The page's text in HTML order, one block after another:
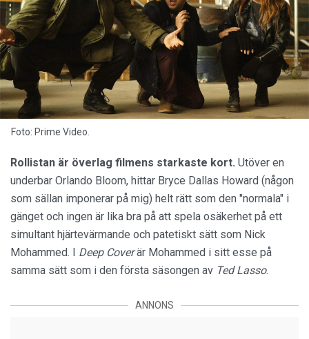
Foto: Prime Video.
Rollistan är överlag filmens starkaste kort. Utöver en
underbar Orlando Bloom, hittar Bryce Dallas Howard (någon
som sällan imponerar på mig) helt rätt som den "normala" i
gänget och ingen är lika bra på att spela osäkerhet på ett
simultant hjärtevärmande och patetiskt sätt som Nick
Mohammed. I Deep Coverär Mohammed i sitt esse på
samma sätt som i den första säsongen av Ted Lasso.
ANNONS